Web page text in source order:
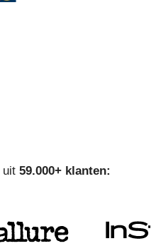
uit 59.000+ klanten: